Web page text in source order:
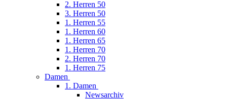
2. Herren 50
3. Herren 50
1. Herren 55
1. Herren 60
1. Herren 65
1. Herren 70
2. Herren 70
1. Herren 75
Damen
1. Damen
Newsarchiv